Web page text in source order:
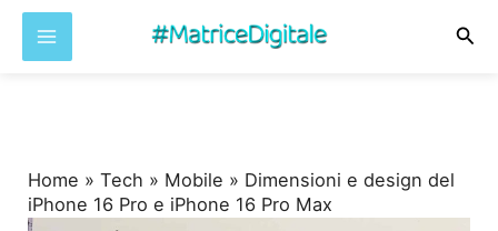
Home »Tech » Mobile » Dimensioni e design del
iPhone 16 Pro e iPhone 16 Pro Max